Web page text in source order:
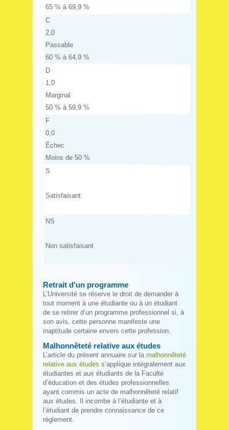
65 % à 69,9 %
C
2,0
Passable
60 % à 64,9 %
D
1,0
Marginal
50 % à 59,9 %
F
0,0
Échec
Moins de 50 %
S
Satisfaisant
NS
Non satisfaisant
Retrait d'un programme
L’Université se réserve le droit de demander à
tout moment à une étudiante ou à un étudiant
de se retirer d’un programme professionnel si, à
son avis, cette personne manifeste une
inaptitude certaine envers cette profession.
Malhonnêteté relative aux études
L’article du présent annuaire sur la malhonnêteté
relative aux études s’applique intégralement aux
étudiantes et aux étudiants de la Faculté
d’éducation et des études professionnelles
ayant commis un acte de malhonnêteté relatif
aux études. Il incombe à l’étudiante et à
l’étudiant de prendre connaissance de ce
règlement.